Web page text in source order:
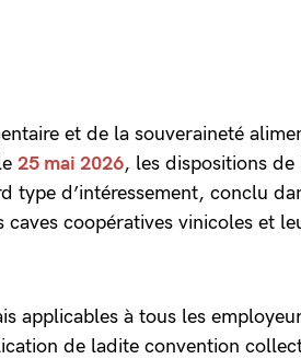
et de la souveraineté
25 mai 2026, les dispositions de
type d’intéressement, conclu
coopératives vinicoles et
applicables à tous les
de ladite convention